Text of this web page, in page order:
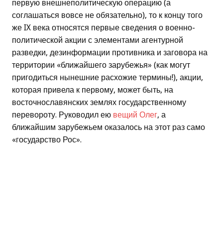
первую внешнеполитическую операцию (а
соглашаться вовсе не обязательно), то к концу того
же IX века относятся первые сведения о военно-
политической акции с элементами агентурной
разведки, дезинформации противника и заговора на
территории «ближайшего зарубежья» (как могут
пригодиться нынешние расхожие термины!), акции,
которая привела к первому, может быть, на
восточнославянских землях государственному
перевороту. Руководил ею вещий Олег, а
ближайшим зарубежьем оказалось на этот раз само
«государство Рос».